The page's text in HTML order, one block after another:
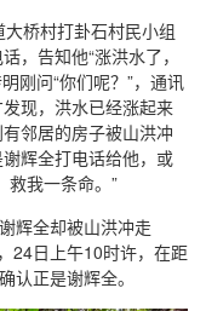
桥村打卦石村民小组
，告知他“涨洪水了，
刚问“你们呢？”，通讯
现，洪水已经涨起来
邻居的房子被山洪冲
辉全打电话给他，或
救我一条命。”
辉全却被山洪冲走
24日上午10时许，在距
认正是谢辉全。